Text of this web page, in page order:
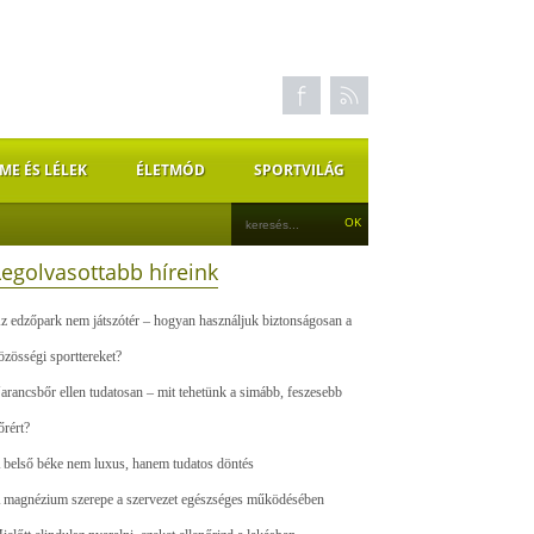
ÉS LÉLEK ÉLETMÓD SPORTVILÁG
híreink
edzőpark nem játszótér – hogyan használjuk biztonságosan a
sporttereket?
ellen tudatosan – mit tehetünk a simább, feszesebb
béke nem luxus, hanem tudatos döntés
szerepe a szervezet egészséges működésében